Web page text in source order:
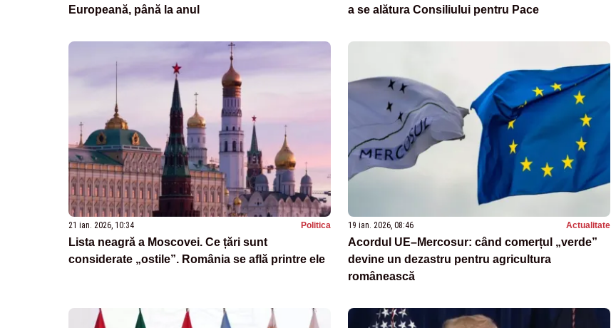
Europeană, până la anul
a se alătura Consiliului pentru Pace
21 ian. 2026, 10:34 Politica
Lista neagră a Moscovei. Ce țări sunt
considerate „ostile”. România se află printre ele
19 ian. 2026, 08:46 Actualitate
Acordul UE–Mercosur: când comerțul „verde”
devine un dezastru pentru agricultura
românească